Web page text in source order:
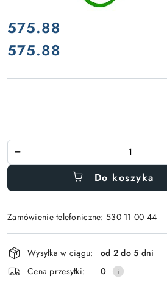
cena:
575.88
Cena:
575.88
Do koszyka
Zamówienie telefoniczne: 530 11 00 44
Wyślij
Dostępność
i
dostawa
Wysyłka w ciągu:
od 2 do 5 dni
Cena przesyłki:
0